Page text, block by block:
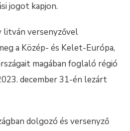
jogot kapjon.
litván versenyzővel
a Közép- és Kelet-Európa,
magában foglaló régió
december 31-én lezárt
dolgozó és versenyző